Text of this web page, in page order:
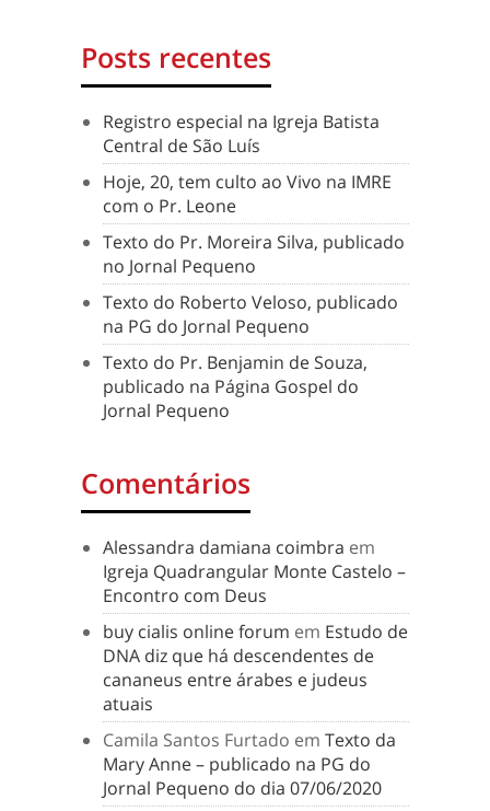
Posts recentes
Registro especial na Igreja Batista
Central de São Luís
Hoje, 20, tem culto ao Vivo na IMRE
com o Pr. Leone
Texto do Pr. Moreira Silva, publicado
no Jornal Pequeno
Texto do Roberto Veloso, publicado
na PG do Jornal Pequeno
Texto do Pr. Benjamin de Souza,
publicado na Página Gospel do
Jornal Pequeno
Comentários
Alessandra damiana coimbra em
Igreja Quadrangular Monte Castelo –
Encontro com Deus
buy cialis online forum em Estudo de
DNA diz que há descendentes de
cananeus entre árabes e judeus
atuais
Camila Santos Furtado em Texto da
Mary Anne – publicado na PG do
Jornal Pequeno do dia 07/06/2020